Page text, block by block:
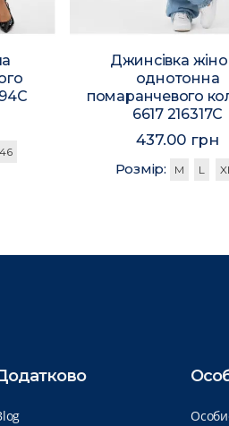
Джинсівка
однотонна
помаранчевого
6617 216317C
437.00 грн
Розмір: M L